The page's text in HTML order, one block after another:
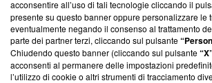
parte; Trust Project non ha ancora
conformità agli standard.
Su di noi
Team editoriale
acconsentire all’uso di tali tecnologie cliccando il
presente su questo banner oppure personalizzare le
eventualmente negando il consenso al trattamento
parte dei partner terzi, cliccando sul pulsante
Chiudendo questo banner (cliccando sul pulsante
acconsenti al permanere delle impostazioni
l’utilizzo di cookie o altri strumenti di tracciamento